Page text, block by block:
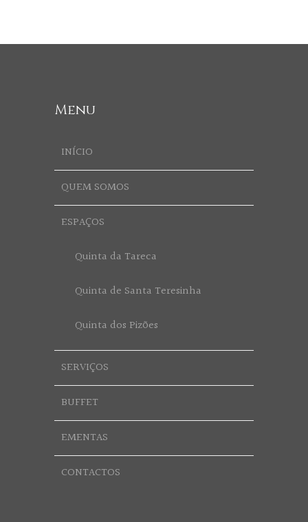
Menu
INÍCIO
QUEM SOMOS
ESPAÇOS
Quinta da Tareca
Quinta de Santa Teresinha
Quinta dos Pizões
SERVIÇOS
BUFFET
EMENTAS
CONTACTOS